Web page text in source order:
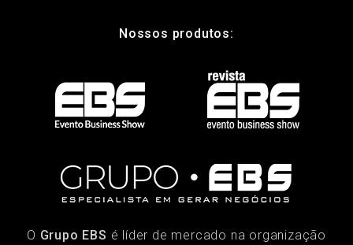
Nossos produtos:
O Grupo EBS é líder de mercado na organização